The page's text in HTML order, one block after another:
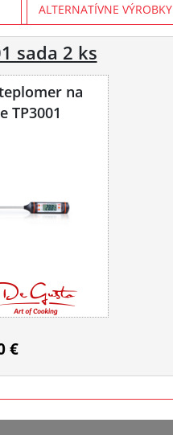
ALTERNATÍVNE VÝROBKY
sada 2 ks
na
TP3001
€